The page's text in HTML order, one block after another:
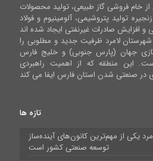
خام فروشی گاز طبیعی، تولید محصولات
تولید پتروشیمی، آلومینیوم و فولاد
شهرستان لامرد ظرفیت جدید و مطلوبی را
جهان (پارس جنوبی) و خلیج فارس
این منطقه که از اهمیت راهبردی
تازه ها
یکی از مهم‌ترین کانون‌های آینده‌ساز
توسعه صنعتی کشور است